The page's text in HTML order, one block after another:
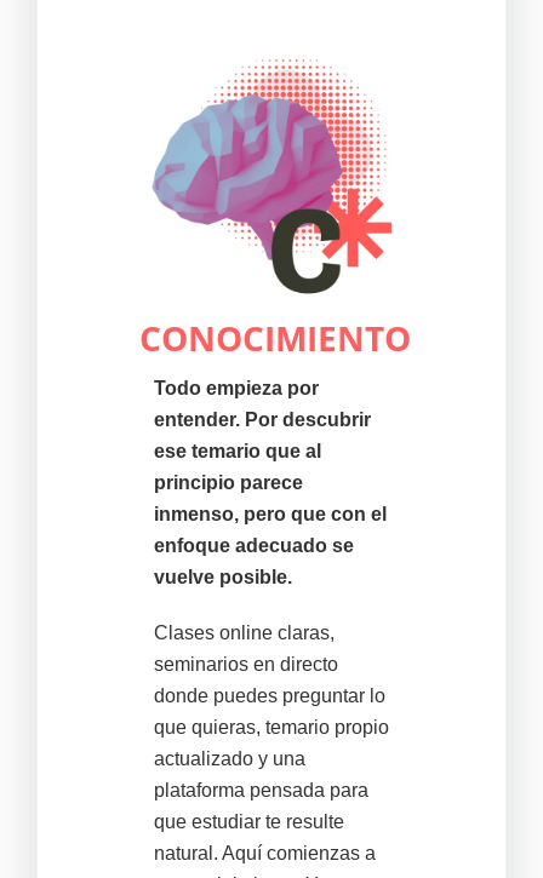
CONOCIMIENTO
Todo empieza por
entender. Por descubrir
ese temario que al
principio parece
inmenso, pero que con el
enfoque adecuado se
vuelve posible.
Clases online claras,
seminarios en directo
donde puedes preguntar lo
que quieras, temario propio
actualizado y una
plataforma pensada para
que estudiar te resulte
natural. Aquí comienzas a